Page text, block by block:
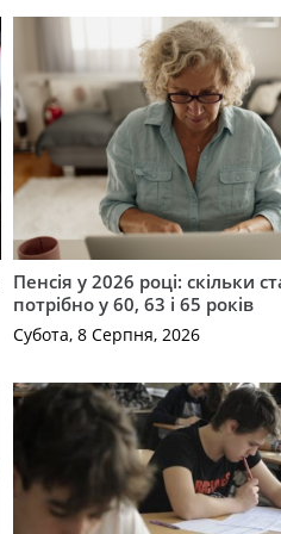
Пенсія у 2026 році: скільки
потрібно у 60, 63 і 65 років
Субота, 8 Серпня, 2026